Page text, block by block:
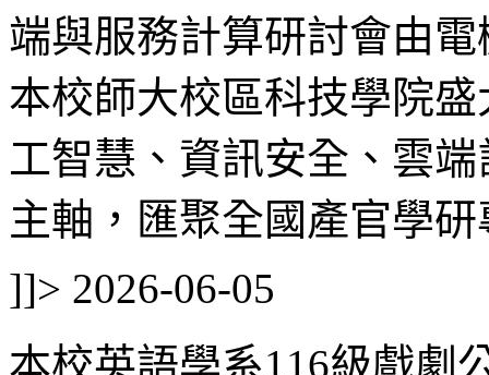
端與服務計算研討會由
本校師大校區科技學院
工智慧、資訊安全、雲
主軸，匯聚全國產官學
]]> 2026-06-05
本校英語學系116級戲劇